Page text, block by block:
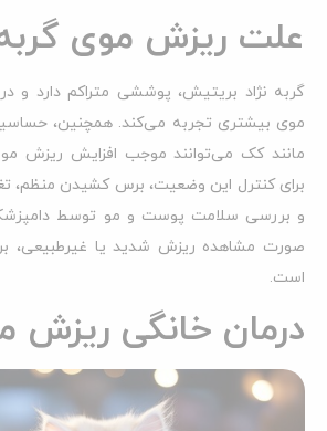
علت ریزش موی
گربه نژاد بریتیش، پوششی متراکم دارد و
موی بیشتری تجربه می‌کند. همچنین،
مانند کک می‌توانند موجب افزایش ریزش
و بررسی سلامت پوست و مو توسط
صورت مشاهده ریزش شدید یا غیرطبیعی،
است.
درمان خانگی ریزش